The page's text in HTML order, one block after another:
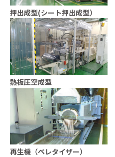
押出成型(シート押出成型）
熱板圧空成型
再生機（ペレタイザー）